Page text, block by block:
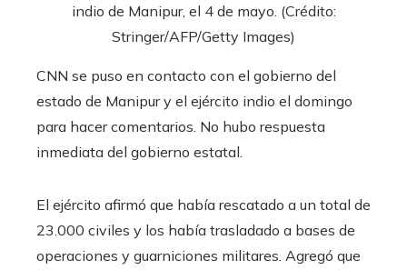
indio de Manipur, el 4 de mayo. (Crédito:
Stringer/AFP/Getty Images)
CNN se puso en contacto con el gobierno del
estado de Manipur y el ejército indio el domingo
para hacer comentarios. No hubo respuesta
inmediata del gobierno estatal.
El ejército afirmó que había rescatado a un total de
23.000 civiles y los había trasladado a bases de
operaciones y guarniciones militares. Agregó que